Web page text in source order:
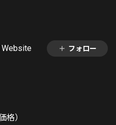
フォロー
格）